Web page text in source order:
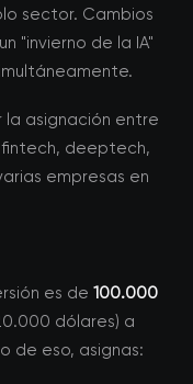
sector. Cambios
"invierno de la IA"
la asignación entre
deeptech,
empresas en
es de 100.000
dólares) a
de eso, asignas: